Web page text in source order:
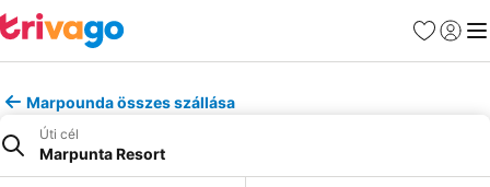
Kedvencek
Marpounda összes szállása
Úti cél
Marpunta Resort